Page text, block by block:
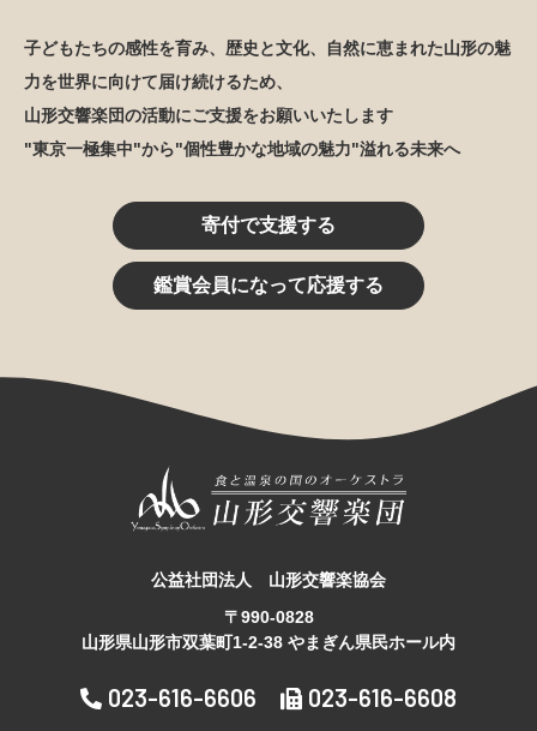
子どもたちの感性を育み、歴史と文化、自然に恵まれた山形の魅
力を世界に向けて届け続けるため、
山形交響楽団の活動にご支援をお願いいたします
"東京一極集中"から"個性豊かな地域の魅力"溢れる未来へ
寄付で支援する
鑑賞会員になって応援する
公益社団法人 山形交響楽協会
〒990-0828
山形県山形市双葉町1-2-38 やまぎん県民ホール内
023-616-6606 023-616-6608